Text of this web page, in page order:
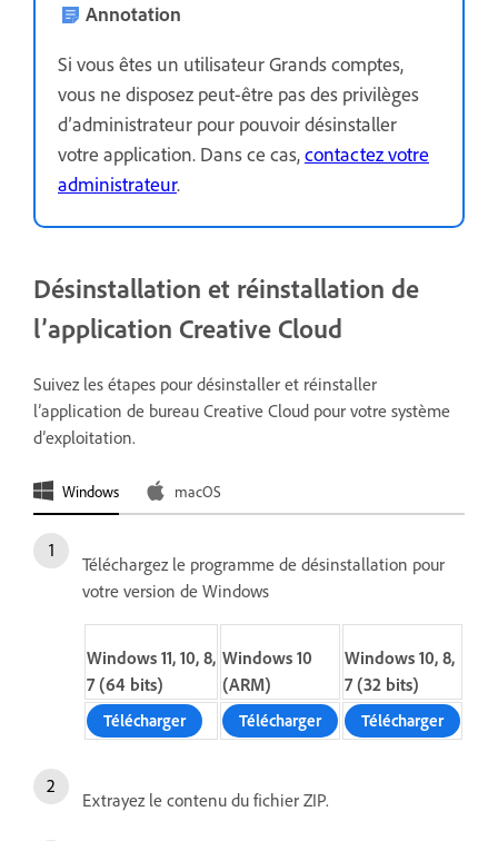
Annotation
Si vous êtes un utilisateur Grands comptes,
vous ne disposez peut-être pas des privilèges
d’administrateur pour pouvoir désinstaller
votre application. Dans ce cas,contactez votre
administrateur.
Désinstallation et réinstallation de
l’application Creative Cloud
Suivez les étapes pour désinstaller et réinstaller
l’application de bureau Creative Cloud pour votre système
d’exploitation.
Windows macOS
Téléchargez le programme de désinstallation pour
votre version de Windows
Windows 11, 10, 8,
7 (64 bits)
Windows 10
(ARM)
Windows 10, 8,
7 (32 bits)
Télécharger Télécharger Télécharger
Extrayez le contenu du fichier ZIP.